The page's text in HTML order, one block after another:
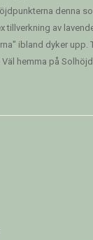
denna
av
ibland dyker
hemma på